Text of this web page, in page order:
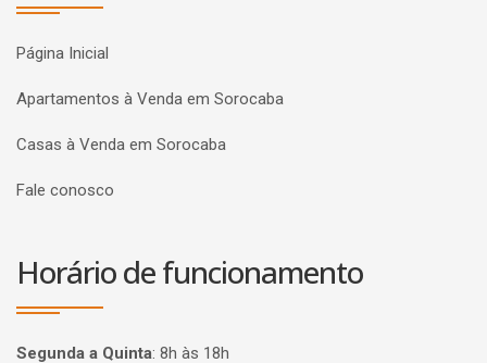
Página Inicial
Apartamentos à Venda em Sorocaba
Casas à Venda em Sorocaba
Fale conosco
Horário de funcionamento
Segunda a Quinta: 8h às 18h